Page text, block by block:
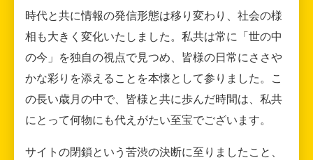
時代と共に情報の発信形態は移り変わり、社会の様
相も大きく変化いたしました。私共は常に「世の中
の今」を独自の視点で見つめ、皆様の日常にささや
かな彩りを添えることを本懐として参りました。こ
の長い歳月の中で、皆様と共に歩んだ時間は、私共
にとって何物にも代えがたい至宝でございます。
サイトの閉鎖という苦渋の決断に至りましたこと、